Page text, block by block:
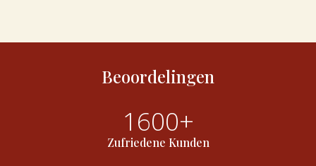
Beoordelingen
1600+
Zufriedene Kunden